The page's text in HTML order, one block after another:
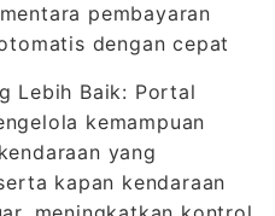
pembayaran
dengan cepat
Lebih Baik: Portal
kemampuan
yang
kapan kendaraan